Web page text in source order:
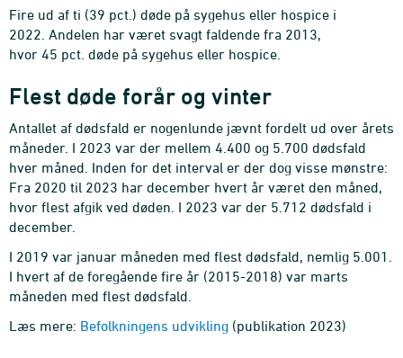
Fire ud af ti (39 pct.) døde på sygehus eller hospice i
2022. Andelen har været svagt faldende fra 2013,
hvor 45 pct. døde på sygehus eller hospice.
Flest døde forår og vinter
Antallet af dødsfald er nogenlunde jævnt fordelt ud over årets
måneder. I 2023 var der mellem 4.400 og 5.700 dødsfald
hver måned. Inden for det interval er der dog visse mønstre:
Fra 2020 til 2023 har december hvert år været den måned,
hvor flest afgik ved døden. I 2023 var der 5.712 dødsfald i
december.
I 2019 var januar måneden med flest dødsfald, nemlig 5.001.
I hvert af de foregående fire år (2015-2018) var marts
måneden med flest dødsfald.
Læs mere: Befolkningens udvikling (publikation 2023)